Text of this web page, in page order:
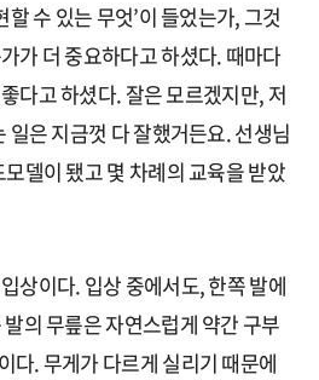
할 수 있는 무엇’이 들었는가, 그것
가 더 중요하다고 하셨다. 때마다
다고 하셨다. 잘은 모르겠지만, 저
일은 지금껏 다 잘했거든요. 선생님
델이 됐고 몇 차례의 교육을 받았
상이다. 입상 중에서도, 한쪽 발에
의 무릎은 자연스럽게 약간 구부
다. 무게가 다르게 실리기 때문에